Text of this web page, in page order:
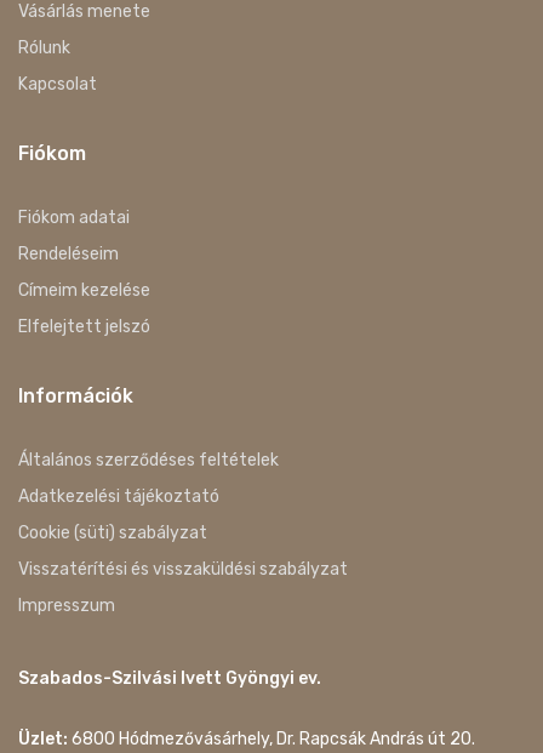
Vásárlás menete
Rólunk
Kapcsolat
Fiókom
Fiókom adatai
Rendeléseim
Címeim kezelése
Elfelejtett jelszó
Információk
Általános szerződéses feltételek
Adatkezelési tájékoztató
Cookie (süti) szabályzat
Visszatérítési és visszaküldési szabályzat
Impresszum
Szabados-Szilvási Ivett Gyöngyi ev.
Üzlet: 6800 Hódmezővásárhely, Dr. Rapcsák András út 20.